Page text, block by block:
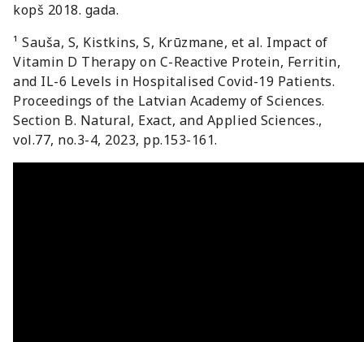
kopš 2018. gada.
¹ Sauša, S, Kistkins, S, Krūzmane, et al. Impact of
Vitamin D Therapy on C-Reactive Protein, Ferritin,
and IL-6 Levels in Hospitalised Covid-19 Patients.
Proceedings of the Latvian Academy of Sciences.
Section B. Natural, Exact, and Applied Sciences.,
vol.77, no.3-4, 2023, pp.153-161.